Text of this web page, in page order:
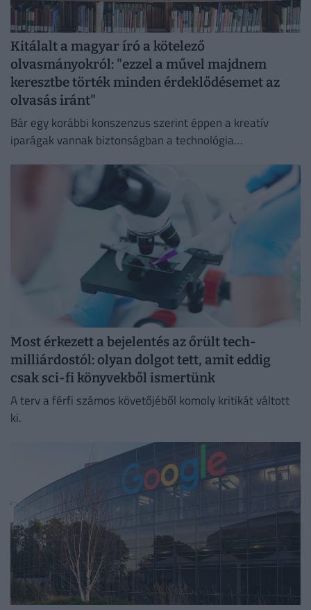
Kitálalt a magyar író a kötelező
olvasmányokról: "ezzel a művel majdnem
keresztbe törték minden érdeklődésemet az
olvasás iránt"
Bár egy korábbi konszenzus szerint éppen a kreatív
iparágak vannak biztonságban a technológia
könyvpiacon megdőlni látszik.
Most érkezett a bejelentés az őrült tech-
milliárdostól: olyan dolgot tett, amit eddig
csak sci-fi könyvekből ismertünk
A terv a férfi számos követőjéből komoly kritikát váltott
ki.